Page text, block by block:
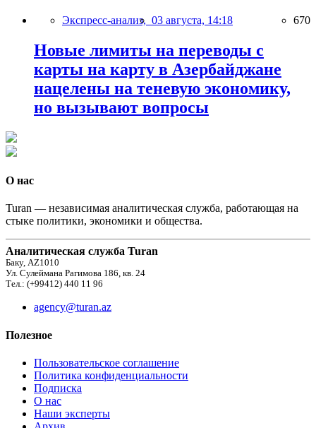
Экспресс-анализ, 03 августа, 14:18 670
Новые лимиты на переводы с
карты на карту в Азербайджане
нацелены на теневую экономику,
но вызывают вопросы
О нас
Turan — независимая аналитическая служба, работающая на
стыке политики, экономики и общества.
Аналитическая служба Turan
Баку, AZ1010
Ул. Сулеймана Рагимова 186, кв. 24
Тел.: (+99412) 440 11 96
agency@turan.az
Полезное
Пользовательское соглашение
Политика конфиденциальности
Подписка
О нас
Наши эксперты